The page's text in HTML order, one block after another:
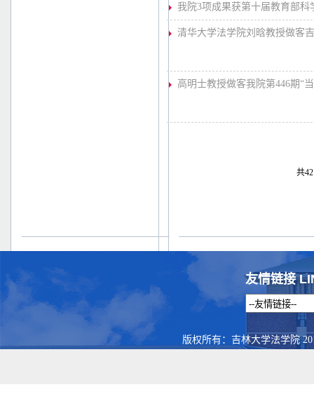
我院3项成果获第十届教育部
清华大学法学院刘晗教授做客
高明士教授做客我院第446期“
共
友情链接
版权所有：吉林大学法学院